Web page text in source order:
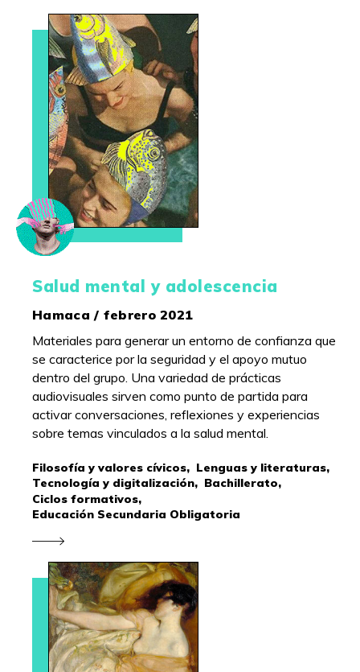
Salud mental y adolescencia
Hamaca / febrero 2021
Materiales para generar un entorno de confianza que
se caracterice por la seguridad y el apoyo mutuo
dentro del grupo. Una variedad de prácticas
audiovisuales sirven como punto de partida para
activar conversaciones, reflexiones y experiencias
sobre temas vinculados a la salud mental.
Filosofía y valores cívicos, Lenguas y literaturas,
Tecnología y digitalización, Bachillerato,
Ciclos formativos,
Educación Secundaria Obligatoria